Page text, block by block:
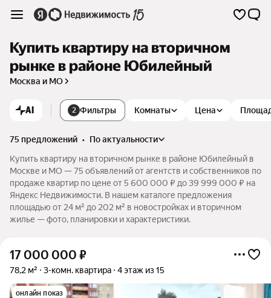
Купить квартиру на вторичном
рынке в районе Юбилейный
Москва и МО
AI 2 Фильтры Комнаты Цена
75 предложений •
по актуальности
Купить квартиру на вторичном рынке в районе Юбилейный в
Москве и МО — 75 объявлений от агентств и собственников по
продаже квартир по цене от 5 600 000 ₽ до 39 999 000 ₽ на
Яндекс Недвижимости. В нашем каталоге предложения
площадью от 24 м² до 202 м² в новостройках и вторичном
жилье — фото, планировки и характеристики.
17 000 000 ₽
78,2 м² 3-комн. квартира 4 этаж из 15
онлайн показ